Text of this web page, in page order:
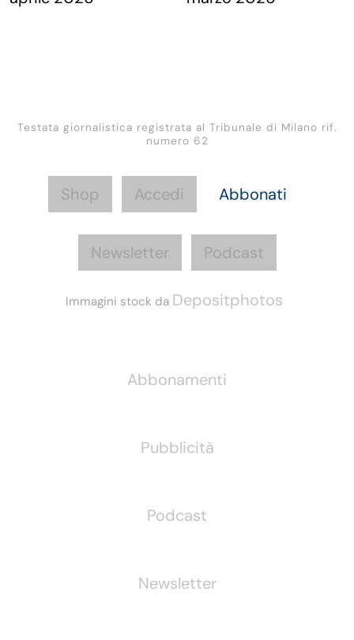
Testata giornalistica registrata al Tribunale di Milano rif.
numero 62
Shop Accedi Abbonati
Newsletter Podcast
Immagini stock da Depositphotos
Abbonamenti
Pubblicità
Podcast
Newsletter